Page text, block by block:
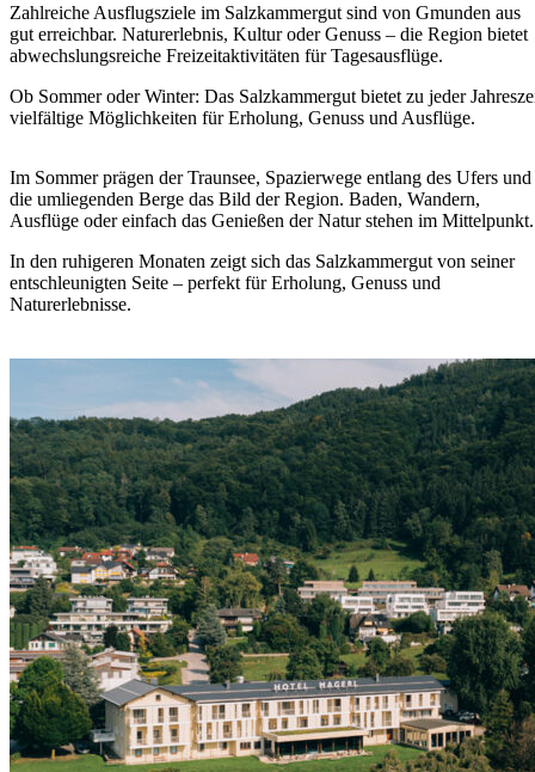
Zahlreiche Ausflugsziele im Salzkammergut sind von Gmunden aus
gut erreichbar. Naturerlebnis, Kultur oder Genuss – die Region bietet
abwechslungsreiche Freizeitaktivitäten für Tagesausflüge.
Ob Sommer oder Winter: Das Salzkammergut bietet zu jeder
vielfältige Möglichkeiten für Erholung, Genuss und Ausflüge.
Im Sommer prägen der Traunsee, Spazierwege entlang des Ufers und
die umliegenden Berge das Bild der Region. Baden, Wandern,
Ausflüge oder einfach das Genießen der Natur stehen im Mittelpunkt.
In den ruhigeren Monaten zeigt sich das Salzkammergut von seiner
entschleunigten Seite – perfekt für Erholung, Genuss und
Naturerlebnisse.